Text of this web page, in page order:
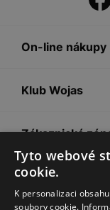
On-line nákupy
Klub Wojas
Zákaznická
Společnost
Tyto webové
cookie.
K personalizaci
soubory cookie.